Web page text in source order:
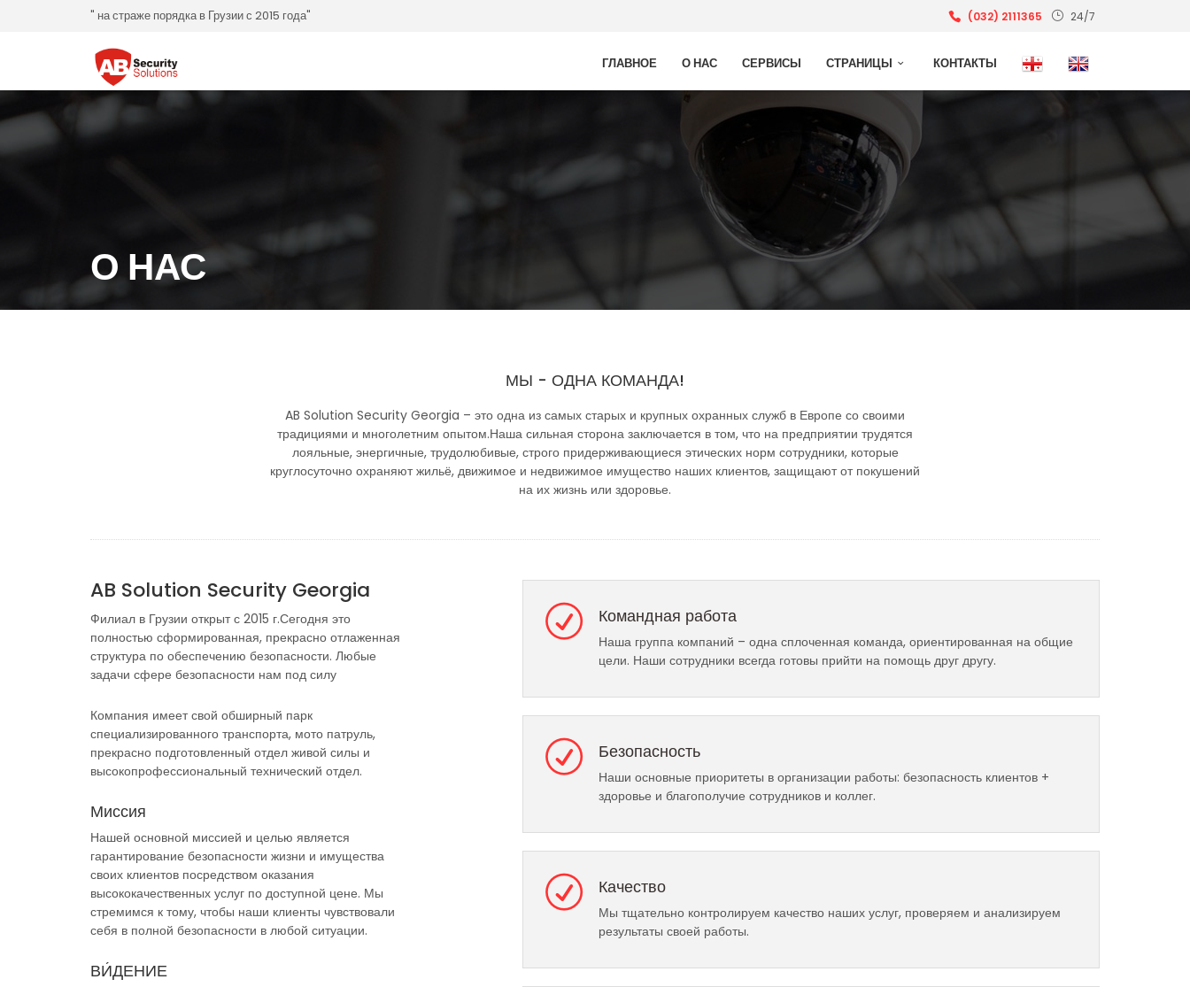
" на страже порядка в Грузии с 2015 года" (032) 2111365 24/7
ГЛАВНОЕ О НАС СЕРВИСЫ СТРАНИЦЫ КОНТАКТЫ
О НАС
МЫ - ОДНА КОМАНДА!
AB Solution Security Georgia – это одна из самых старых и крупных охранных служб в Европе со своими
традициями и многолетним опытом.Наша сильная сторона заключается в том, что на предприятии трудятся
лояльные, энергичные, трудолюбивые, строго придерживающиеся этических норм сотрудники, которые
круглосуточно охраняют жильё, движимое и недвижимое имущество наших клиентов, защищают от покушений
на их жизнь или здоровье.
AB Solution Security Georgia
Филиал в Грузии открыт с 2015 г.Сегодня это
полностью сформированная, прекрасно отлаженная
структура по обеспечению безопасности. Любые
задачи сфере безопасности нам под силу
Компания имеет свой обширный парк
специализированного транспорта, мото патруль,
прекрасно подготовленный отдел живой силы и
высокопрофессиональный технический отдел.
Миссия
Нашей основной миссией и целью является
гарантирование безопасности жизни и имущества
своих клиентов посредством оказания
высококачественных услуг по доступной цене. Мы
стремимся к тому, чтобы наши клиенты чувствовали
себя в полной безопасности в любой ситуации.
ВИ́ДЕНИЕ
Командная работа
Наша группа компаний – одна сплоченная команда, ориентированная на общие
цели. Наши сотрудники всегда готовы прийти на помощь друг другу.
Безопасность
Наши основные приоритеты в организации работы: безопасность клиентов +
здоровье и благополучие сотрудников и коллег.
Качество
Мы тщательно контролируем качество наших услуг, проверяем и анализируем
результаты своей работы.